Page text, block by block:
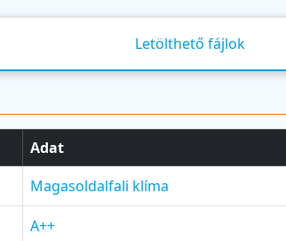
Letölthető fájlok
Adat
Magasoldalfali klíma
A++